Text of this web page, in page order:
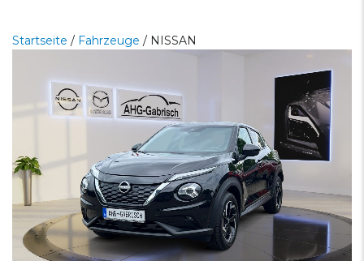
Startseite / Fahrzeuge / NISSAN